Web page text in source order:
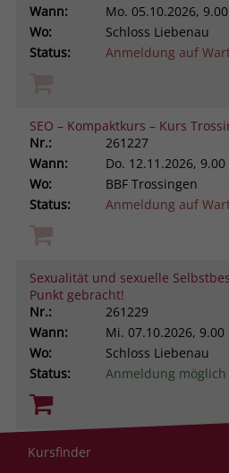
Wann:
Mo. 05.10.2026,
Wo:
Schloss Liebenau
Status:
Anmeldung auf
SEO – Kompaktkurs – Kurs
Nr.:
261227
Wann:
Do. 12.11.2026,
Wo:
BBF Trossingen
Status:
Anmeldung auf
Sexualität und sexuelle
Punkt gebracht!
Nr.:
261229
Wann:
Mi. 07.10.2026, 9.00
Wo:
Schloss Liebenau
Status:
Anmeldung möglich
Sich selbst besser managen. Aus
Kursfinder